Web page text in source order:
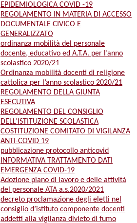
EPIDEMIOLOGICA COVID -19
REGOLAMENTO IN MATERIA DI ACCESSO
DOCUMENTALE CIVICO E
GENERALIZZATO
ordinanza mobilità del personale
docente, educativo ed A.T.A. per l’anno
scolastico 2020/21
Ordinanza mobilità docenti di religione
cattolica per l’anno scolastico 2020/21
REGOLAMENTO DELLA GIUNTA
ESECUTIVA
REGOLAMENTO DEL CONSIGLIO
DELL’ISTITUZIONE SCOLASTICA
COSTITUZIONE COMITATO DI VIGILANZA
ANTI-COVID 19
pubblicazione protocollo anticovid
INFORMATIVA TRATTAMENTO DATI
EMERGENZA COVID-19
Adozione piano di lavoro e delle attività
del personale ATA a.s.2020/2021
decreto proclamazione degli eletti nel
consiglio d’istituto componente docenti
addetti alla vigilanza divieto di fumo